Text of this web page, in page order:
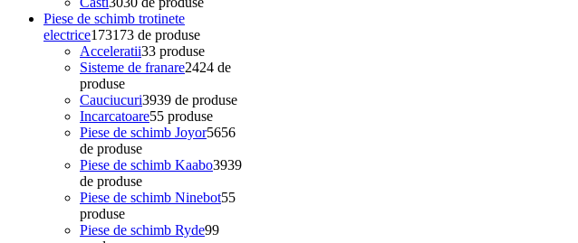
Piese de schimb trotinete
electrice173173 de produse
Acceleratii33 produse
Sisteme de franare2424 de
produse
Cauciucuri3939 de produse
Incarcatoare55 produse
Piese de schimb Joyor5656
de produse
Piese de schimb Kaabo3939
de produse
Piese de schimb Ninebot55
produse
Piese de schimb Ryde99